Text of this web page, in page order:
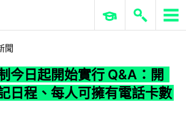
ERP 與商業 AI
聞
今日起開始實行 Q&A：開
日程、每人可擁有電話卡數